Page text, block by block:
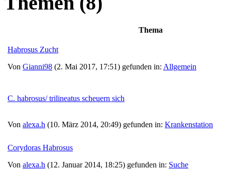
Thema
Habrosus Zucht
Von Gianni98 (2. Mai 2017, 17:51) gefunden in: Allgemein
C. habrosus/ trilineatus scheuern sich
Von alexa.h (10. März 2014, 20:49) gefunden in: Krankenstation
Corydoras Habrosus
Von alexa.h (12. Januar 2014, 18:25) gefunden in: Suche